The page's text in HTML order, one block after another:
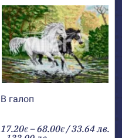
В галоп
17.20€ –68.00€Price
/ 33.64 лв.